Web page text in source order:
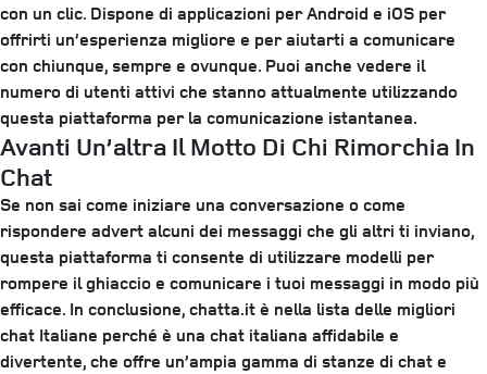
con un clic. Dispone di applicazioni per Android e iOS per
offrirti un’esperienza migliore e per aiutarti a comunicare
con chiunque, sempre e ovunque. Puoi anche vedere il
numero di utenti attivi che stanno attualmente utilizzando
questa piattaforma per la comunicazione istantanea.
Avanti Un’altra Il Motto Di Chi Rimorchia In
Chat
Se non sai come iniziare una conversazione o come
rispondere advert alcuni dei messaggi che gli altri ti inviano,
questa piattaforma ti consente di utilizzare modelli per
rompere il ghiaccio e comunicare i tuoi messaggi in modo più
efficace. In conclusione, chatta.it è nella lista delle migliori
chat Italiane perché è una chat italiana affidabile e
divertente, che offre un’ampia gamma di stanze di chat e